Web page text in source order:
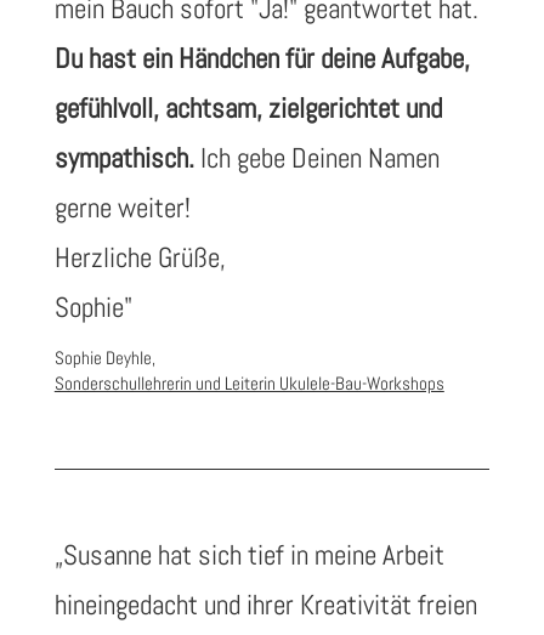
mein Bauch sofort "Ja!" geantwortet hat.
Du hast ein Händchen für deine Aufgabe,
gefühlvoll, achtsam, zielgerichtet und
sympathisch. Ich gebe Deinen Namen
gerne weiter!
Herzliche Grüße,
Sophie"
Sophie Deyhle,
Sonderschullehrerin und Leiterin Ukulele-Bau-Workshops
„Susanne hat sich tief in meine Arbeit
hineingedacht und ihrer Kreativität freien